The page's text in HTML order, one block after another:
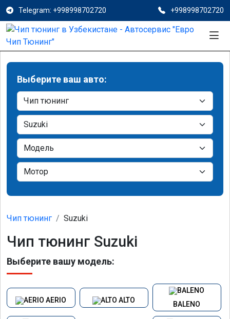
Telegram: +998998702720 +998998702720
Выберите ваш авто:
Чип тюнинг Suzuki
Чип тюнинг Suzuki
Выберите вашу модель:
AERIO ALTO
BALENO